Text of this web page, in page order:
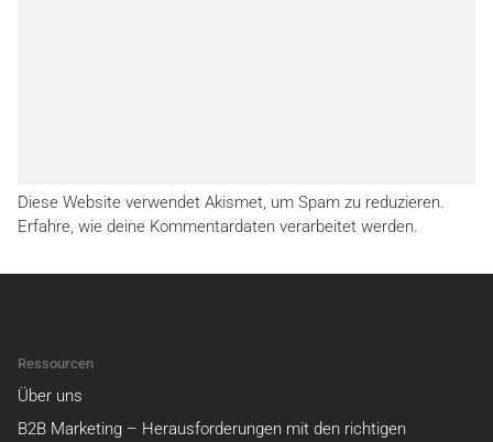
Diese Website verwendet Akismet, um Spam zu reduzieren.
Erfahre, wie deine Kommentardaten verarbeitet werden.
Ressourcen
Über uns
B2B Marketing – Herausforderungen mit den richtigen